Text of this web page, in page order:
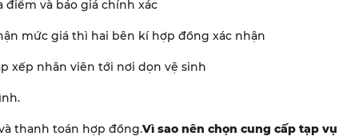
và báo giá chính xác
mức giá thì hai bên kí hợp đồng xác nhận
xếp nhân viên tới nơi dọn vệ sinh
thanh toán hợp đồng.Vì sao nên chọn cung cấp tạp vụ